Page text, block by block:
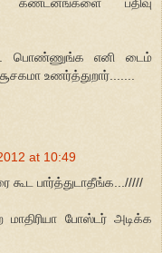
பொண்ணுங்க எனி டைம்
உணர்த்துறார்.......
at 10:49
பார்த்துடாதீங்க.../////
போஸ்டர் அடிக்க